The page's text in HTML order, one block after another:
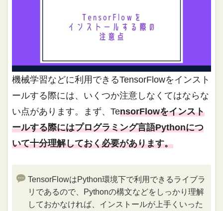
機械学習などに利用できるTensorFlowをインスト
ールする際には、いくつか注意しなくてはならな
い点があります。まず、TensorFlowをインスト
ールする際にはプログラミング言語Pythonにつ
いて十分理解しておく必要があります。
TensorFlowはPython環境下で利用できるライブラ
リであるので、Pythonの構文などをしっかり理解
しておかなければ、インストールが上手くいった